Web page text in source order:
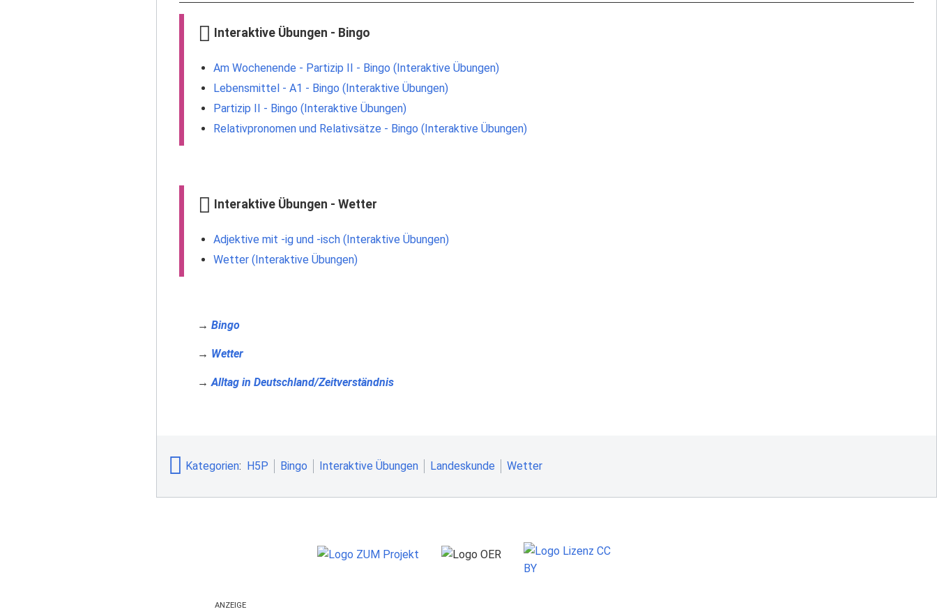
Interaktive Übungen - Bingo
Am Wochenende - Partizip II - Bingo (Interaktive Übungen)
Lebensmittel - A1 - Bingo (Interaktive Übungen)
Partizip II - Bingo (Interaktive Übungen)
Relativpronomen und Relativsätze - Bingo (Interaktive Übungen)
Interaktive Übungen - Wetter
Adjektive mit -ig und -isch (Interaktive Übungen)
Wetter (Interaktive Übungen)
→ Bingo
→ Wetter
→ Alltag in Deutschland/Zeitverständnis
Kategorien: H5P Bingo Interaktive Übungen Landeskunde Wetter
ANZEIGE